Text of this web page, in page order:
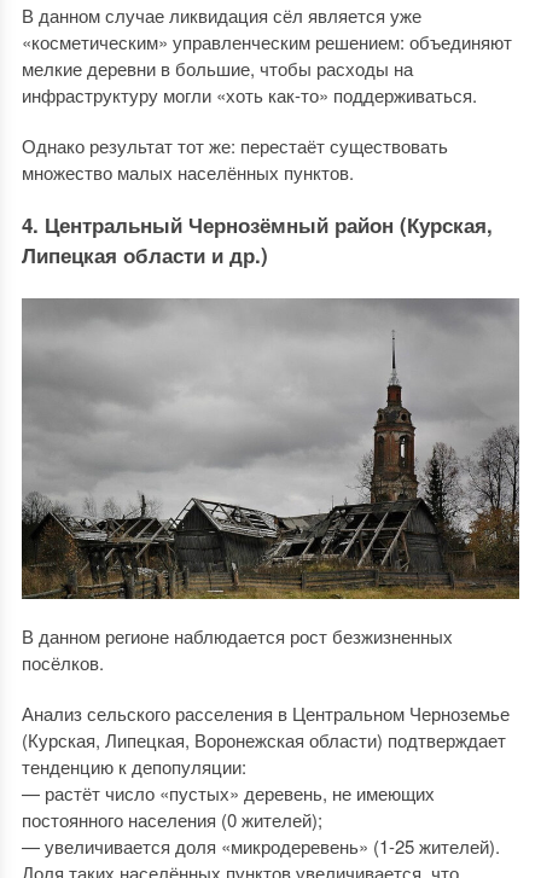
В данном случае ликвидация сёл является уже
«косметическим» управленческим решением: объединяют
мелкие деревни в большие, чтобы расходы на
инфраструктуру могли «хоть как-то» поддерживаться.
Однако результат тот же: перестаёт существовать
множество малых населённых пунктов.
4. Центральный Чернозёмный район (Курская,
Липецкая области и др.)
В данном регионе наблюдается рост безжизненных
посёлков.
Анализ сельского расселения в Центральном Черноземье
(Курская, Липецкая, Воронежская области) подтверждает
тенденцию к депопуляции:
— растёт число «пустых» деревень, не имеющих
постоянного населения (0 жителей);
— увеличивается доля «микродеревень» (1-25 жителей).